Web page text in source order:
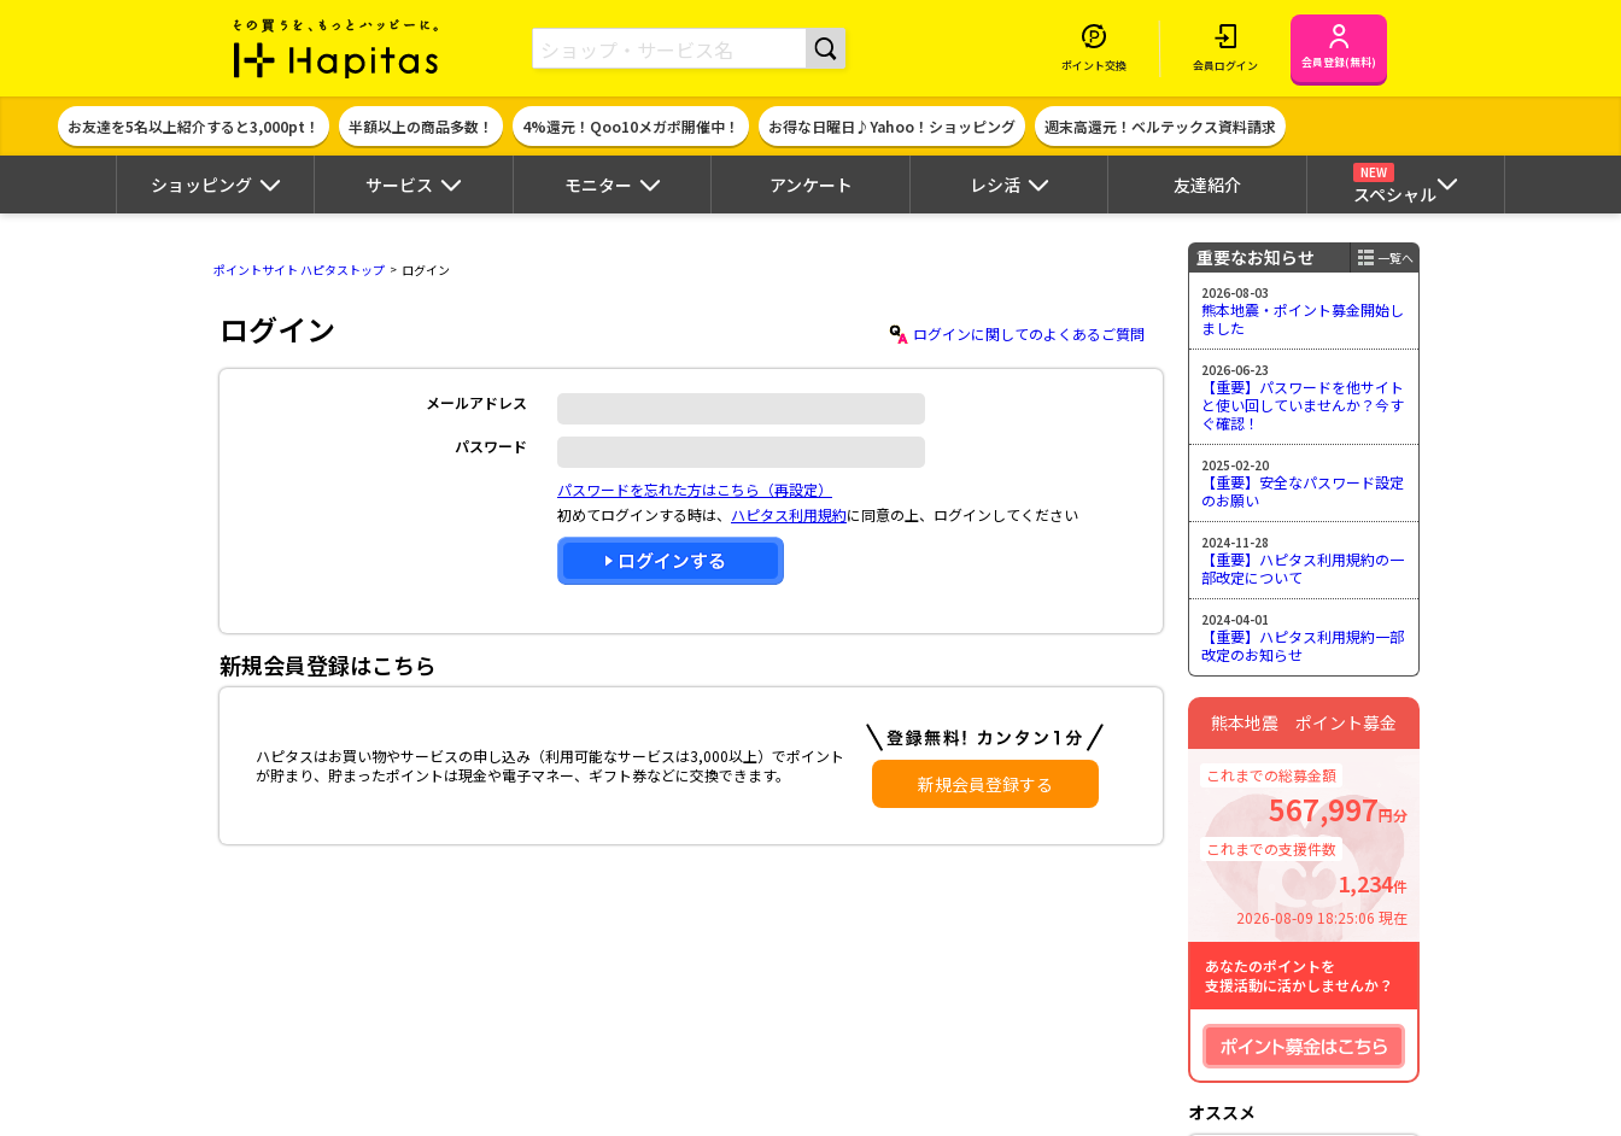
ポイント貯めて現金やギフト券に交換できるポイントサイト | ハピタス
ポイント交換 会員ログイン 会員登録(無料)
お友達を5名以上紹介すると3,000pt！ 半額以上の商品多数！ 4%還元！Qoo10メガポ開催中！ お得な日曜日♪Yahoo！ショッピング 週末高還元！ベルテックス資料請求
ショッピング サービス モニター アンケート レシ活 友達紹介
NEW
スペシャル
ポイントサイト ハピタストップ ログイン
ログイン ログインに関してのよくあるご質問
メールアドレス
パスワード
パスワードを忘れた方はこちら（再設定）
初めてログインする時は、 ハピタス利用規約に同意の上、ログインしてください
新規会員登録はこちら
ハピタスはお買い物やサービスの申し込み（利用可能なサービスは3,000以上）でポイント
が貯まり、貯まったポイントは現金や電子マネー、ギフト券などに交換できます。
新規会員登録する
重要なお知らせ
一覧へ
2026-08-03
熊本地震・ポイント募金開始し
ました
2026-06-23
【重要】パスワードを他サイト
と使い回していませんか？今す
ぐ確認！
2025-02-20
【重要】安全なパスワード設定
のお願い
2024-11-28
【重要】ハピタス利用規約の一
部改定について
2024-04-01
【重要】ハピタス利用規約一部
改定のお知らせ
熊本地震 ポイント募金
これまでの総募金額
567,997円分
これまでの支援件数
1,234件
2026-08-09 18:25:06 現在
あなたのポイントを
支援活動に活かしませんか？
オススメ